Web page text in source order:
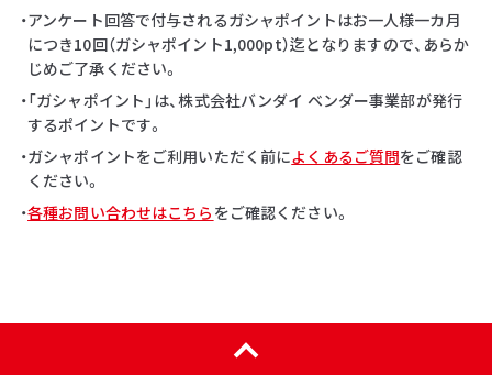
・アンケート回答で付与されるガシャポイントはお一人様一カ月
につき10回（ガシャポイント1,000pt）迄となりますので、あらか
じめご了承ください。
・「ガシャポイント」は、株式会社バンダイ ベンダー事業部が発行
するポイントです。
・ガシャポイントをご利用いただく前によくあるご質問をご確認
ください。
・各種お問い合わせはこちら をご確認ください。